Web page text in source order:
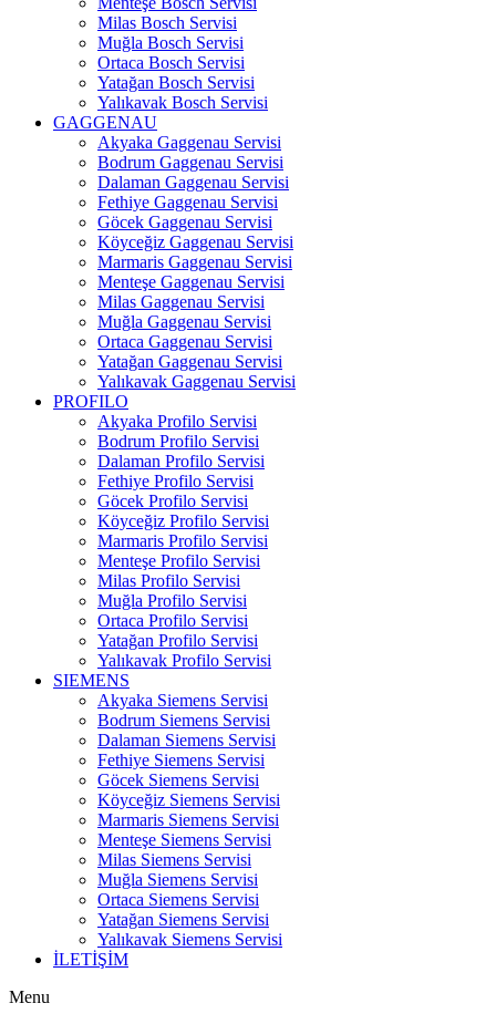
Milas Bosch Servisi
Muğla Bosch Servisi
Ortaca Bosch Servisi
Yatağan Bosch Servisi
Yalıkavak Bosch Servisi
GAGGENAU
Akyaka Gaggenau Servisi
Bodrum Gaggenau Servisi
Dalaman Gaggenau Servisi
Fethiye Gaggenau Servisi
Göcek Gaggenau Servisi
Köyceğiz Gaggenau Servisi
Marmaris Gaggenau Servisi
Menteşe Gaggenau Servisi
Milas Gaggenau Servisi
Muğla Gaggenau Servisi
Ortaca Gaggenau Servisi
Yatağan Gaggenau Servisi
Yalıkavak Gaggenau Servisi
PROFILO
Akyaka Profilo Servisi
Bodrum Profilo Servisi
Dalaman Profilo Servisi
Fethiye Profilo Servisi
Göcek Profilo Servisi
Köyceğiz Profilo Servisi
Marmaris Profilo Servisi
Menteşe Profilo Servisi
Milas Profilo Servisi
Muğla Profilo Servisi
Ortaca Profilo Servisi
Yatağan Profilo Servisi
Yalıkavak Profilo Servisi
SIEMENS
Akyaka Siemens Servisi
Bodrum Siemens Servisi
Dalaman Siemens Servisi
Fethiye Siemens Servisi
Göcek Siemens Servisi
Köyceğiz Siemens Servisi
Marmaris Siemens Servisi
Menteşe Siemens Servisi
Milas Siemens Servisi
Muğla Siemens Servisi
Ortaca Siemens Servisi
Yatağan Siemens Servisi
Yalıkavak Siemens Servisi
İLETİŞİM
Menu